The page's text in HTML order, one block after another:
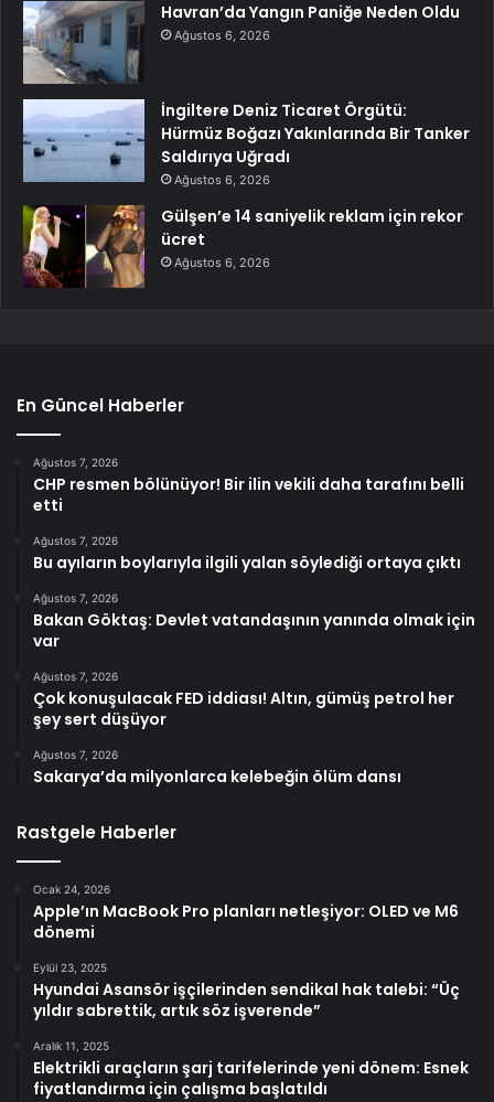
Havran’da Yangın Paniğe Neden Oldu
Ağustos 6, 2026
İngiltere Deniz Ticaret Örgütü:
Hürmüz Boğazı Yakınlarında Bir Tanker
Saldırıya Uğradı
Ağustos 6, 2026
Gülşen’e 14 saniyelik reklam için rekor
ücret
Ağustos 6, 2026
En Güncel Haberler
Ağustos 7, 2026
CHP resmen bölünüyor! Bir ilin vekili daha tarafını belli
etti
Ağustos 7, 2026
Bu ayıların boylarıyla ilgili yalan söylediği ortaya çıktı
Ağustos 7, 2026
Bakan Göktaş: Devlet vatandaşının yanında olmak için
var
Ağustos 7, 2026
Çok konuşulacak FED iddiası! Altın, gümüş petrol her
şey sert düşüyor
Ağustos 7, 2026
Sakarya’da milyonlarca kelebeğin ölüm dansı
Rastgele Haberler
Ocak 24, 2026
Apple’ın MacBook Pro planları netleşiyor: OLED ve M6
dönemi
Eylül 23, 2025
Hyundai Asansör işçilerinden sendikal hak talebi: “Üç
yıldır sabrettik, artık söz işverende”
Aralık 11, 2025
Elektrikli araçların şarj tarifelerinde yeni dönem: Esnek
fiyatlandırma için çalışma başlatıldı